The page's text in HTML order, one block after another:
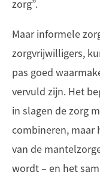
zorg”.
Maar informele
zorgvrijwilligers,
pas goed
vervuld zijn. Het
in slagen de zorg
combineren, maar
van de
wordt – en het